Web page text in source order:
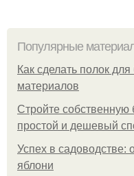
Популярные
Как сделать полок
материалов
Стройте собственную
простой и дешевый
Успех в садоводстве:
яблони